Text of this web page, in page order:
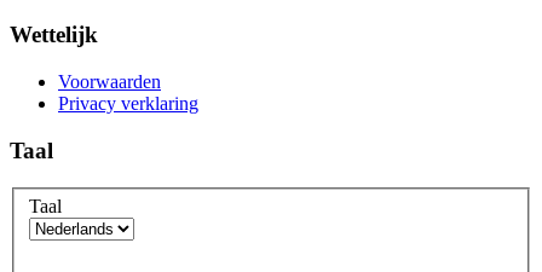
Wettelijk
Voorwaarden
Privacy verklaring
Taal
Taal